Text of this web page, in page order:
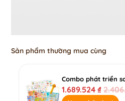
Sản phẩm thường mua cùng
1.689.524₫